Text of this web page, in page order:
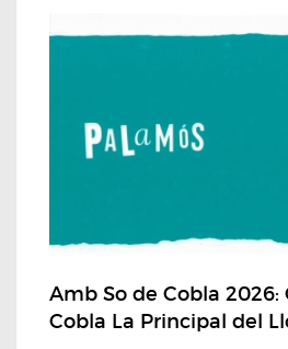
Amb So de Cobla
Cobla La Principal del